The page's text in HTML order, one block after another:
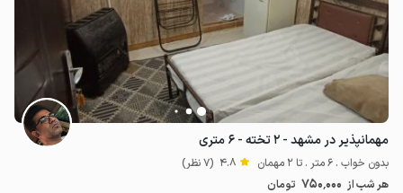
مهمانپذیر در مشهد - ۲ تخته - ۶ متری
بدون خواب . 6 متر . تا 2 مهمان 4.8 (7 نظر)
هر شب از 750٬000 تومان